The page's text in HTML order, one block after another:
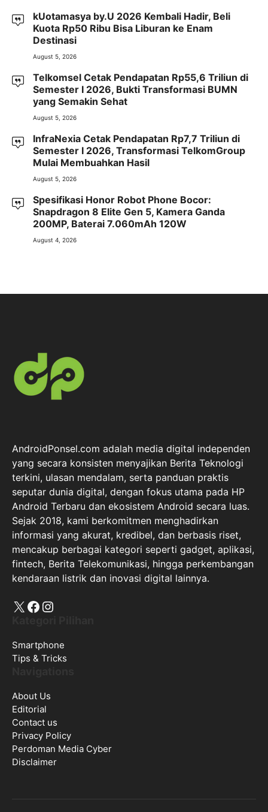
kUotamasya by.U 2026 Kembali Hadir, Beli
Kuota Rp50 Ribu Bisa Liburan ke Enam
Destinasi
August 5, 2026
Telkomsel Cetak Pendapatan Rp55,6 Triliun di
Semester I 2026, Bukti Transformasi BUMN
yang Semakin Sehat
August 5, 2026
InfraNexia Cetak Pendapatan Rp7,7 Triliun di
Semester I 2026, Transformasi TelkomGroup
Mulai Membuahkan Hasil
August 5, 2026
Spesifikasi Honor Robot Phone Bocor:
Snapdragon 8 Elite Gen 5, Kamera Ganda
200MP, Baterai 7.060mAh 120W
August 4, 2026
AndroidPonsel.com adalah media digital independen
yang secara konsisten menyajikan Berita Teknologi
terkini, ulasan mendalam, serta panduan praktis
seputar dunia digital, dengan fokus utama pada HP
Android Terbaru dan ekosistem Android secara luas.
Sejak 2018, kami berkomitmen menghadirkan
informasi yang akurat, kredibel, dan berbasis riset,
mencakup berbagai kategori seperti gadget, aplikasi,
fintech, Berita Telekomunikasi, hingga perkembangan
kendaraan listrik dan inovasi digital lainnya.
X Facebook
Instagram
Smartphone
Tips & Tricks
About Us
Editorial
Contact us
Privacy Policy
Perdoman Media Cyber
Disclaimer